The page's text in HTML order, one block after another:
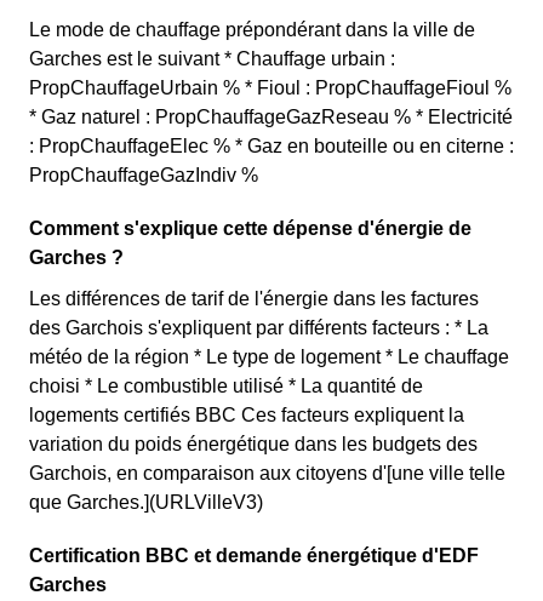
Le mode de chauffage prépondérant dans la ville de
Garches est le suivant * Chauffage urbain :
PropChauffageUrbain % * Fioul : PropChauffageFioul %
* Gaz naturel : PropChauffageGazReseau % * Electricité
: PropChauffageElec % * Gaz en bouteille ou en citerne :
PropChauffageGazIndiv %
Comment s'explique cette dépense d'énergie de
Garches ?
Les différences de tarif de l'énergie dans les factures
des Garchois s'expliquent par différents facteurs : * La
météo de la région * Le type de logement * Le chauffage
choisi * Le combustible utilisé * La quantité de
logements certifiés BBC Ces facteurs expliquent la
variation du poids énergétique dans les budgets des
Garchois, en comparaison aux citoyens d'[une ville telle
que Garches.](URLVilleV3)
Certification BBC et demande énergétique d'EDF
Garches